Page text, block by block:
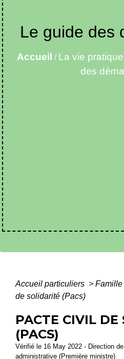
Le guide des
Accueil / La vie
des
Accueil particuliers > Famille
de solidarité (Pacs)
PACTE CIVIL DE
(PACS)
Vérifié le 16 May 2022 - Direction
administrative (Première ministre)